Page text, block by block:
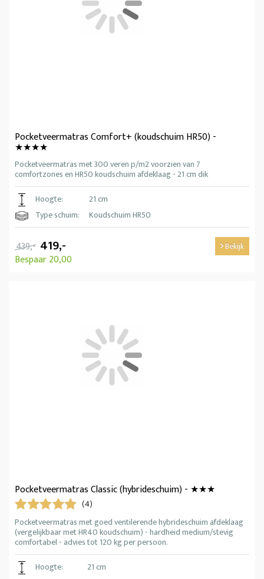
Pocketveermatras Comfort+ (koudschuim HR50) -
★★★★
Pocketveermatras met 300 veren p/m2 voorzien van 7
comfortzones en HR50 koudschuim afdeklaag - 21 cm dik
Hoogte:
21 cm
Type schuim:
Koudschuim HR50
439,- 419,-
Bespaar 20,00
Bekijk
Pocketveermatras Classic (hybrideschuim) - ★★★
(4)
Pocketveermatras met goed ventilerende hybrideschuim afdeklaag
(vergelijkbaar met HR40 koudschuim) - hardheid medium/stevig
comfortabel - advies tot 120 kg per persoon.
Hoogte:
21 cm